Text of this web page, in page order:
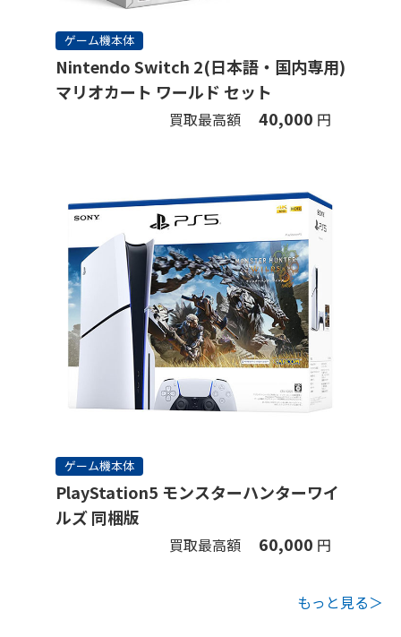
ゲーム機本体
Nintendo Switch 2(日本語・国内専用)
マリオカート ワールド セット
買取最高額 40,000 円
ゲーム機本体
PlayStation5 モンスターハンターワイ
ルズ 同梱版
買取最高額 60,000 円
もっと見る＞